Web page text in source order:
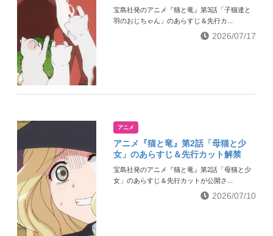
宝島社発のアニメ『猫と竜』第3話「子猫達と
羽のおじちゃん」のあらすじ＆先行カ...
2026/07/17
アニメ
アニメ『猫と竜』第2話「母猫と少
女」のあらすじ＆先行カット解禁
宝島社発のアニメ『猫と竜』第2話「母猫と少
女」のあらすじ＆先行カットが公開さ...
2026/07/10